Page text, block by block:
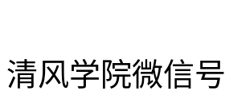
清风学院微信号